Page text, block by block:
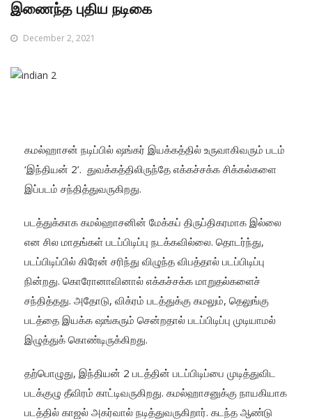
இணைந்த புதிய நடிகை
December 2, 2021
கமல்ஹாசன் நடிப்பில் ஷங்கர் இயக்கத்தில் உருவாகிவரும் படம்
‘இந்தியன் 2’. துவக்கத்திலிருந்தே எக்கச்சக்க சிக்கல்களை
இப்படம் சந்தித்துவருகிறது.
படத்துக்காக கமல்ஹாசனின் மேக்கப் திருப்திகரமாக இல்லை
என சில மாதங்கள் படப்பிடிப்பு நடக்கவில்லை. தொடர்ந்து,
படப்பிடிப்பில் கிரேன் சரிந்து விழுந்த விபத்தால் படப்பிடிப்பு
நின்றது. கொரோனாவினால் எக்கச்சக்க மாறுதல்களைச்
சந்தித்தது. அதோடு, விக்ரம் படத்துக்கு கமலும், தெலுங்கு
படத்தை இயக்க ஷங்கரும் சென்றதால் படப்பிடிப்பு முடியாமல்
இழுத்துக் கொண்டிருக்கிறது.
தற்பொழுது, இந்தியன் 2 படத்தின் படப்பிடிப்பை முடித்துவிட
படக்குழு தீவிரம் காட்டிவருகிறது. கமல்ஹாசனுக்கு நாயகியாக
படத்தில் காஜல் அகர்வால் நடித்துவருகிறார். கடந்த ஆண்டு